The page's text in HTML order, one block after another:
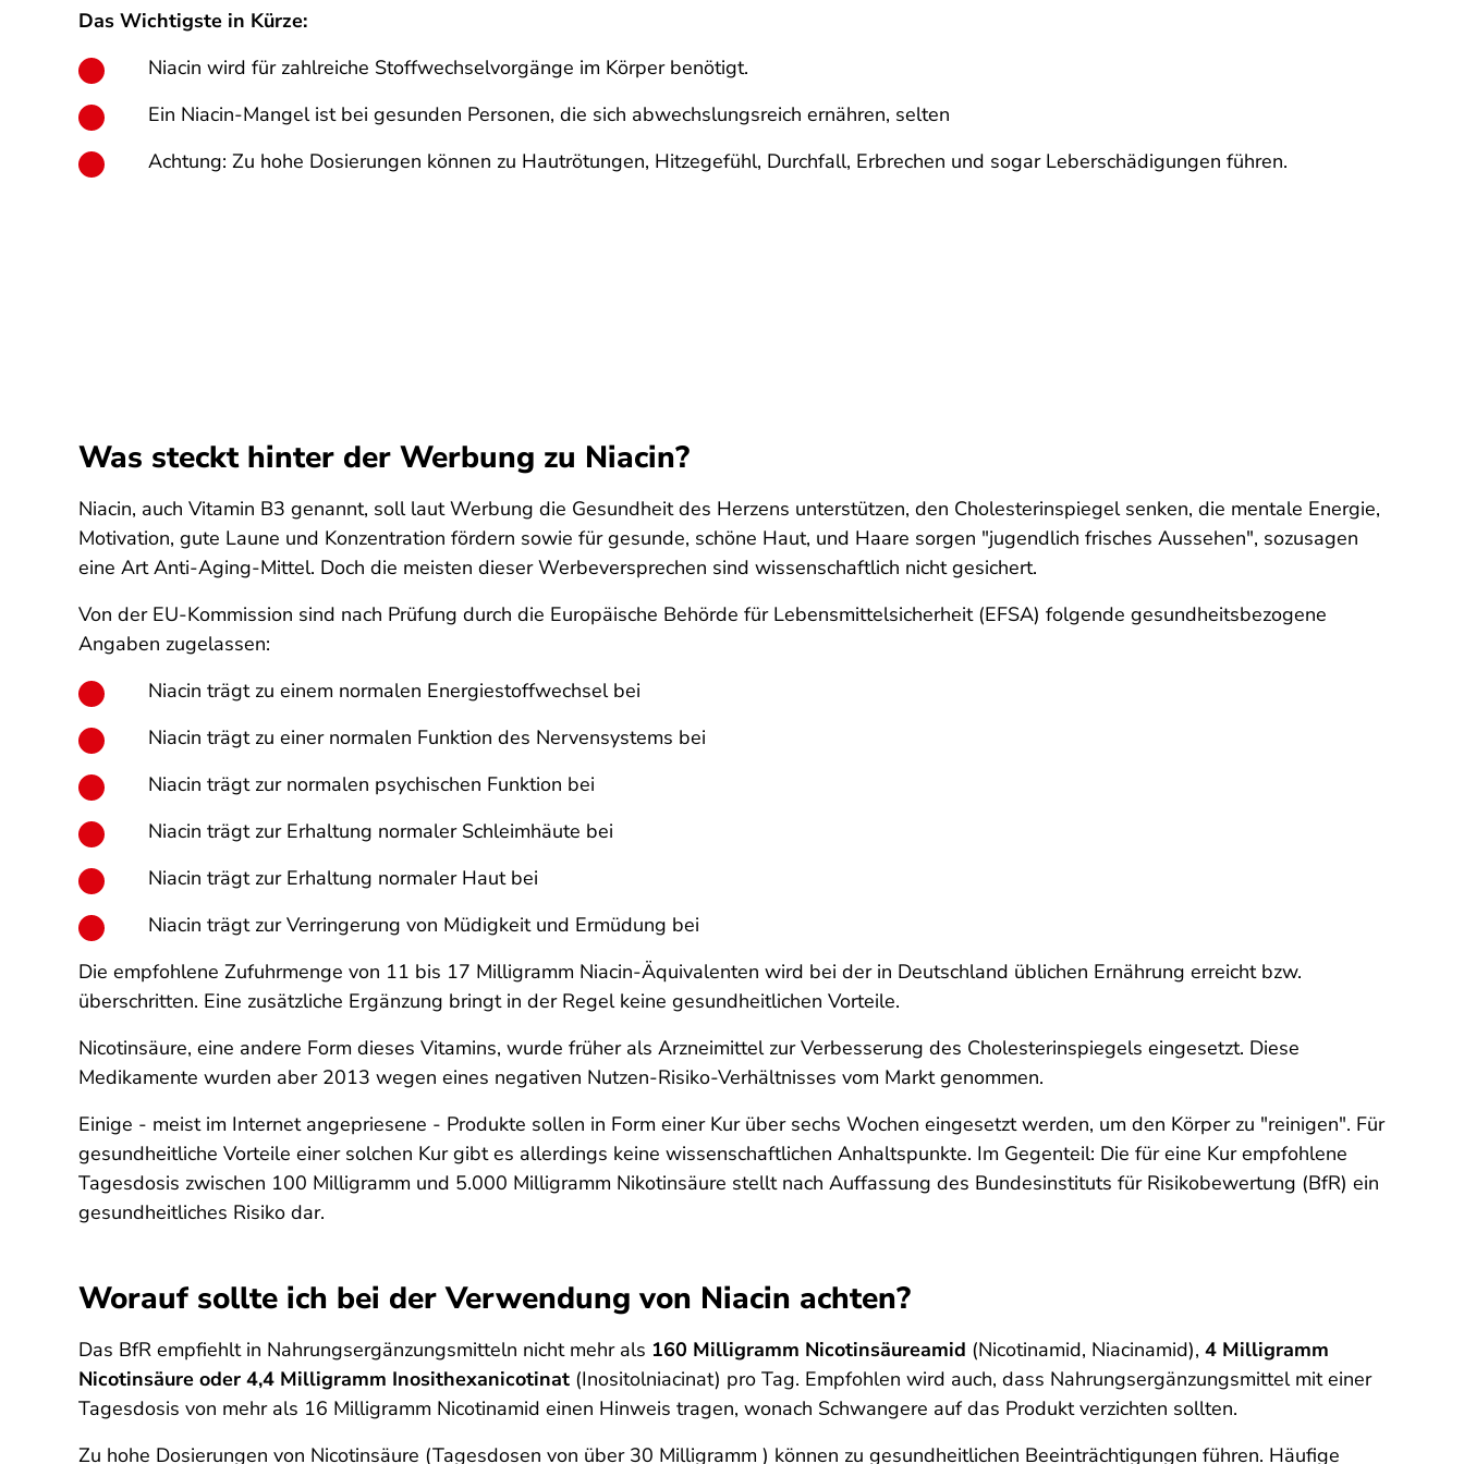
Das Wichtigste in Kürze:
Niacin wird für zahlreiche Stoffwechselvorgänge im Körper benötigt.
Ein Niacin-Mangel ist bei gesunden Personen, die sich abwechslungsreich ernähren, selten
Achtung: Zu hohe Dosierungen können zu Hautrötungen, Hitzegefühl, Durchfall, Erbrechen und sogar Leberschädigungen führen.
Was steckt hinter der Werbung zu Niacin?
Niacin, auch Vitamin B3 genannt, soll laut Werbung die Gesundheit des Herzens unterstützen, den Cholesterinspiegel senken, die mentale Energie,
Motivation, gute Laune und Konzentration fördern sowie für gesunde, schöne Haut, und Haare sorgen "jugendlich frisches Aussehen", sozusagen
eine Art Anti-Aging-Mittel. Doch die meisten dieser Werbeversprechen sind wissenschaftlich nicht gesichert.
Von der EU-Kommission sind nach Prüfung durch die Europäische Behörde für Lebensmittelsicherheit (EFSA) folgende gesundheitsbezogene
Angaben zugelassen:
Niacin trägt zu einem normalen Energiestoffwechsel bei
Niacin trägt zu einer normalen Funktion des Nervensystems bei
Niacin trägt zur normalen psychischen Funktion bei
Niacin trägt zur Erhaltung normaler Schleimhäute bei
Niacin trägt zur Erhaltung normaler Haut bei
Niacin trägt zur Verringerung von Müdigkeit und Ermüdung bei
Die empfohlene Zufuhrmenge von 11 bis 17 Milligramm Niacin-Äquivalenten wird bei der in Deutschland üblichen Ernährung erreicht bzw.
überschritten. Eine zusätzliche Ergänzung bringt in der Regel keine gesundheitlichen Vorteile.
Nicotinsäure, eine andere Form dieses Vitamins, wurde früher als Arzneimittel zur Verbesserung des Cholesterinspiegels eingesetzt. Diese
Medikamente wurden aber 2013 wegen eines negativen Nutzen-Risiko-Verhältnisses vom Markt genommen.
Einige - meist im Internet angepriesene - Produkte sollen in Form einer Kur über sechs Wochen eingesetzt werden, um den Körper zu "reinigen". Für
gesundheitliche Vorteile einer solchen Kur gibt es allerdings keine wissenschaftlichen Anhaltspunkte. Im Gegenteil: Die für eine Kur empfohlene
Tagesdosis zwischen 100 Milligramm und 5.000 Milligramm Nikotinsäure stellt nach Auffassung des Bundesinstituts für Risikobewertung (BfR) ein
gesundheitliches Risiko dar.
Worauf sollte ich bei der Verwendung von Niacin achten?
Das BfR empfiehlt in Nahrungsergänzungsmitteln nicht mehr als 160 Milligramm Nicotinsäureamid (Nicotinamid, Niacinamid), 4 Milligramm
Nicotinsäure oder 4,4 Milligramm Inosithexanicotinat (Inositolniacinat) pro Tag. Empfohlen wird auch, dass Nahrungsergänzungsmittel mit einer
Tagesdosis von mehr als 16 Milligramm Nicotinamid einen Hinweis tragen, wonach Schwangere auf das Produkt verzichten sollten.
Zu hohe Dosierungen von Nicotinsäure (Tagesdosen von über 30 Milligramm ) können zu gesundheitlichen Beeinträchtigungen führen. Häufige